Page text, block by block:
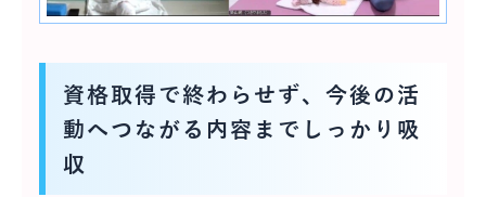
資格取得で終わらせず、今後の活
動へつながる内容までしっかり吸
収